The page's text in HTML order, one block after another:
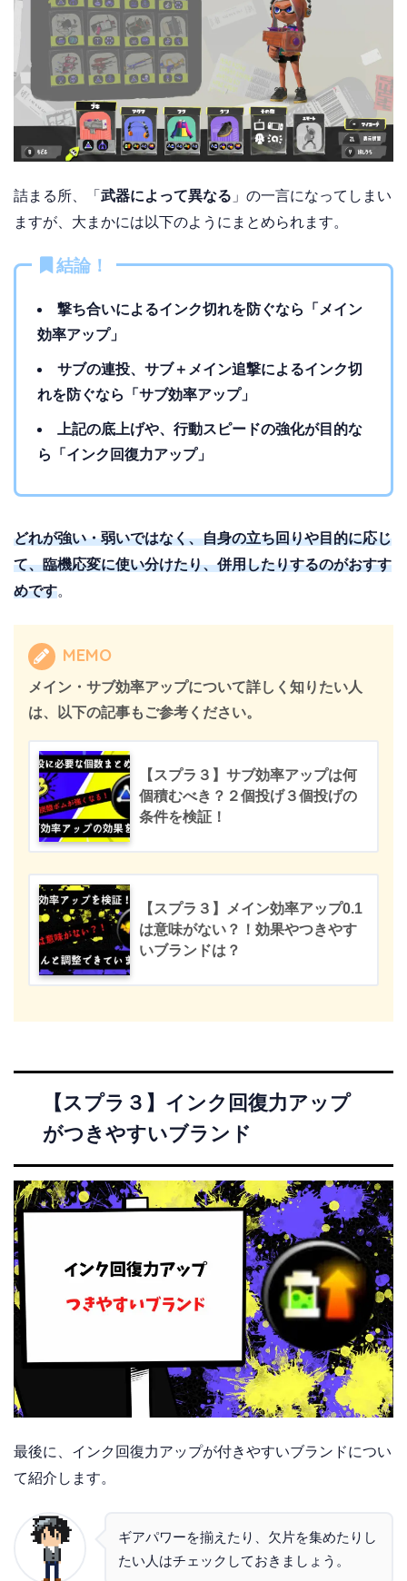
詰まる所、「 武器によって異なる 」の一言になってしまい
ますが、大まかには以下のようにまとめられます。
結論！
撃ち合いによるインク切れを防ぐなら「メイン
効率アップ」
サブの連投、サブ＋メイン追撃によるインク切
れを防ぐなら「サブ効率アップ」
上記の底上げや、行動スピードの強化が目的な
ら「インク回復力アップ」
どれが強い・弱いではなく、自身の立ち回りや目的に応じ
て、臨機応変に使い分けたり、併用したりするのがおすす
めです。
MEMO
メイン・サブ効率アップについて詳しく知りたい人
は、以下の記事もご参考ください。
【スプラ３】サブ効率アップは何
個積むべき？２個投げ３個投げの
条件を検証！
【スプラ３】メイン効率アップ0.1
は意味がない？！効果やつきやす
いブランドは？
【スプラ３】インク回復力アップ
がつきやすいブランド
最後に、インク回復力アップが付きやすいブランドについ
て紹介します。
ギアパワーを揃えたり、欠片を集めたりし
たい人はチェックしておきましょう。